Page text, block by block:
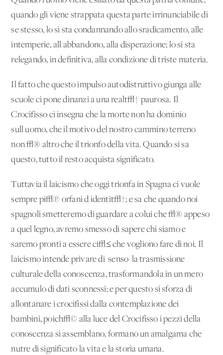
quando gli viene strappata questa parte irrinunciabile di
se stesso, lo si sta condannando allo sradicamento, alle
intemperie, all'abbandono, alla disperazione; lo si sta
relegando, in definitiva, alla condizione di triste materia.
Il fatto che questo impulso autodistruttivo giunga alle
scuole ci pone dinanzi a una realt√† paurosa. Il
Crocifisso ci insegna che la morte non ha dominio
sull'uomo, che il motivo del nostro cammino terreno
non √® altro che il trionfo della vita. Quando si sa
questo, tutto il resto acquista significato.
Tuttavia il laicismo che oggi trionfa in Spagna ci vuole
sempre pi√π orfani d'identit√†; e sa che quando noi
spagnoli smetteremo di guardare a colui che √® appeso
a quel legno, avremo smesso di sapere chi siamo e
saremo pronti a essere ci√≤ che vogliono fare di noi. Il
laicismo intende privare di 'senso' la trasmissione
culturale della conoscenza, trasformandola in un mero
accumulo di dati sconnessi; e per questo si sforza di
allontanare i crocifissi dalla contemplazione dei
bambini, poich√© alla luce del Crocifisso i pezzi della
conoscenza si assemblano, formano un amalgama che
nutre di significato la vita e la storia umana.